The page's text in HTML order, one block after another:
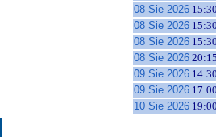
08 Sie 2026
08 Sie 2026
08 Sie 2026
08 Sie 2026
09 Sie 2026
09 Sie 2026
10 Sie 2026